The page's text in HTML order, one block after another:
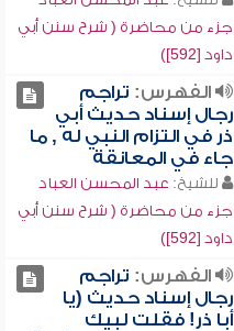
جزء من محاضرة ( شرح سنن أبي
داود [592])
الفهرس: تراجم
رجال إسناد حديث أبي
ذر في التزام النبي له , ما
جاء في المعانقة
للشيخ: عبد المحسن العباد
جزء من محاضرة ( شرح سنن أبي
داود [592])
الفهرس: تراجم
رجال إسناد حديث (يا
أبا ذر! فقلت لبيك